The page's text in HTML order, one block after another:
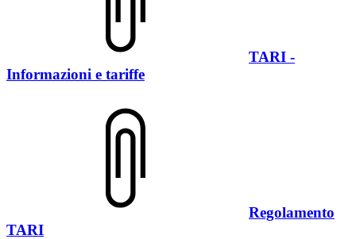
TARI -
Informazioni e tariffe
Regolamento
TARI